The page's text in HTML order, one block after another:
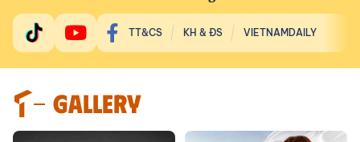
TT&CS KH & ĐS VIETNAMDAILY
GALLERY